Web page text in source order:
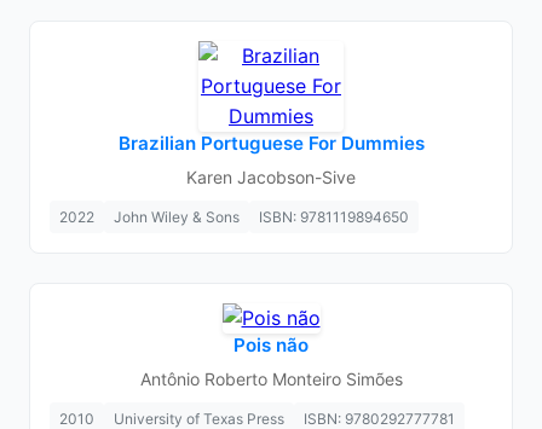
Brazilian Portuguese For Dummies
Karen Jacobson-Sive
2022 John Wiley & Sons ISBN: 9781119894650
Pois não
Antônio Roberto Monteiro Simões
2010 University of Texas Press ISBN: 9780292777781